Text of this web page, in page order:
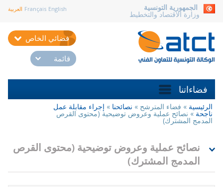
الجمهورية التونسية
وزارة الاقتصاد والتخطيط
Français English العربية
فضائي الخاص
قائمة
فضاءاتنا
أنت
هنا
الرئيسية » فضاء المترشح » نصائحنا » إجراء مقابلة عمل
ناجحة » نصائح عملية وعروض توضيحية (محتوى القرص
المدمج المشترك)
نصائح عملية وعروض توضيحية (محتوى القرص
المدمج المشترك)